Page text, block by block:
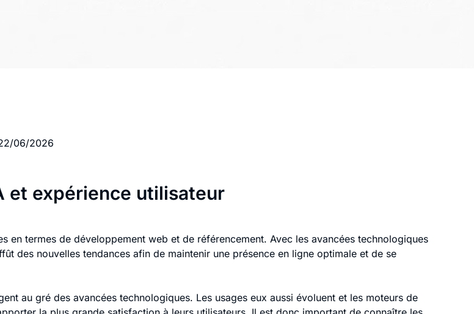
06/2026
et expérience utilisateur
en termes de développement web et de référencement. Avec les avancées technologiques
des nouvelles tendances afin de maintenir une présence en ligne optimale et de se
au gré des avancées technologiques. Les usages eux aussi évoluent et les moteurs de